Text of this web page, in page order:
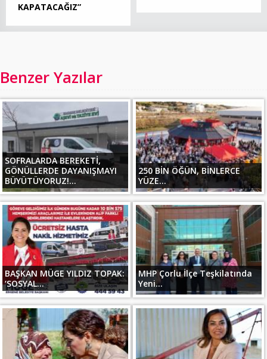
KAPATACAĞIZ”
Benzer Yazılar
SOFRALARDA BEREKETİ,
GÖNÜLLERDE DAYANIŞMAYI
BÜYÜTÜYORUZ!...
250 BİN ÖĞÜN, BİNLERCE
YÜZE...
BAŞKAN MÜGE YILDIZ TOPAK:
‘SOSYAL...
MHP Çorlu İlçe Teşkilatında
Yeni...